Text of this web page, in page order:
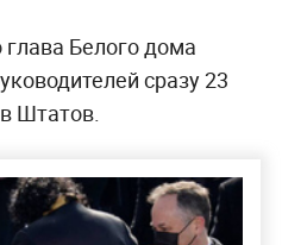
глава Белого дома
сразу 23
Штатов.